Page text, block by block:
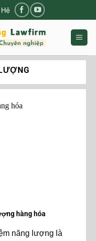
hàng hóa
năng lượng là